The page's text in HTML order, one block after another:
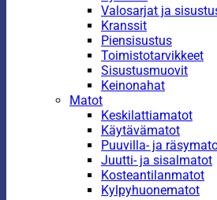
Valosarjat ja
Kranssit
Piensisustus
Toimistotarvikkeet
Sisustusmuovit
Keinonahat
Matot
Keskilattiamatot
Käytävämatot
Puuvilla- ja
Juutti- ja sisalmatot
Kosteantilanmatot
Kylpyhuonematot